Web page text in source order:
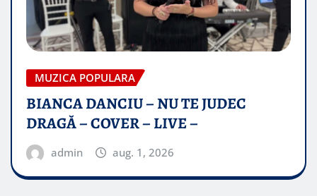
MUZICA POPULARA
BIANCA DANCIU – NU TE JUDEC
DRAGĂ – COVER – LIVE –
admin aug. 1, 2026